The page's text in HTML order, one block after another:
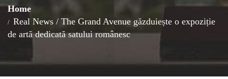
Home
Real News / The Grand Avenue găzduiește o expoziție
de artă dedicată satului românesc